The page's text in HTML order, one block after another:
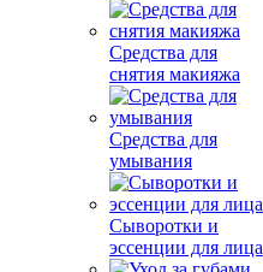
Средства для
снятия макияжа
Средства для
умывания
Сыворотки и
эссенции для лица